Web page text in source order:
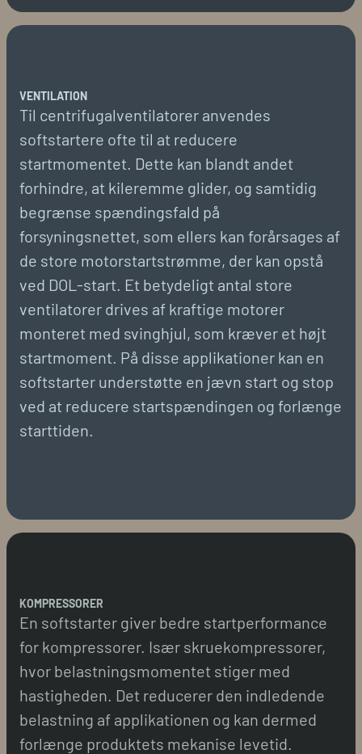
VENTILATION
Til centrifugalventilatorer anvendes
softstartere ofte til at reducere
startmomentet. Dette kan blandt andet
forhindre, at kileremme glider, og samtidig
begrænse spændingsfald på
forsyningsnettet, som ellers kan forårsages af
de store motorstartstrømme, der kan opstå
ved DOL-start. Et betydeligt antal store
ventilatorer drives af kraftige motorer
monteret med svinghjul, som kræver et højt
startmoment. På disse applikationer kan en
softstarter understøtte en jævn start og stop
ved at reducere startspændingen og forlænge
starttiden.
KOMPRESSORER
En softstarter giver bedre startperformance
for kompressorer. Især skruekompressorer,
hvor belastningsmomentet stiger med
hastigheden. Det reducerer den indledende
belastning af applikationen og kan dermed
forlænge produktets mekanise levetid.